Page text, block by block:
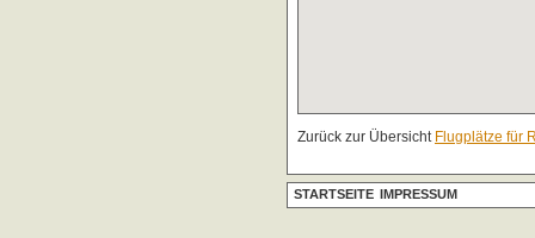
Zurück zur Übersicht Flugplätze für
STARTSEITE IMPRESSUM